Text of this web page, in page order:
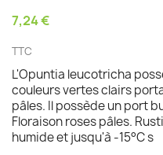
7,24 €
TTC
L'Opuntia leucotricha
couleurs vertes clairs
pâles. Il possède un port
Floraison roses pâles.
humide et jusqu'à -15°C s